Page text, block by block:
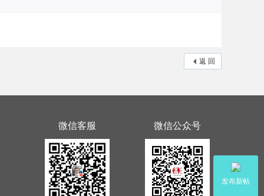
返 回
发布新帖
微信客服 微信公众号